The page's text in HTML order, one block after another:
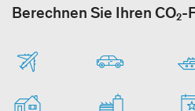
Berechnen Sie Ihren CO₂-